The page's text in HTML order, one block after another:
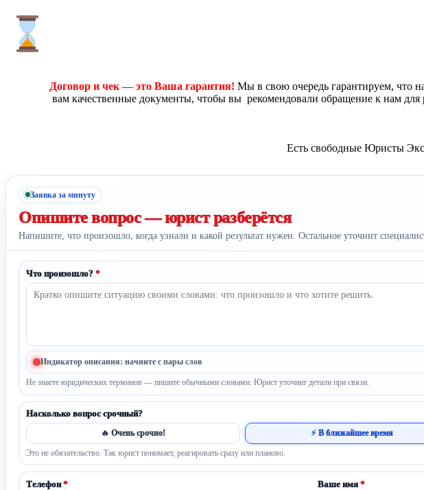
Договор и чек — это Ваша гарантия! Мы в свою очередь гарантируем, что
вам качественные документы, чтобы вы рекомендовали обращение к нам
Есть свободные Юристы
Заявка за минуту
Опишите вопрос —юрист разберётся
Напишите, что произошло, когда узнали и какой результат нужен. Остальное уточнит
Что произошло? *
Индикатор описания: начните с пары слов
Не знаете юридических терминов — пишите обычными словами. Юрист уточнит детали при связи.
Насколько вопрос срочный?
🔥 Очень срочно! ⚡ В ближайшее время
Это не обязательство. Так юрист понимает, реагировать сразу или планово.
Телефон* Ваше имя*